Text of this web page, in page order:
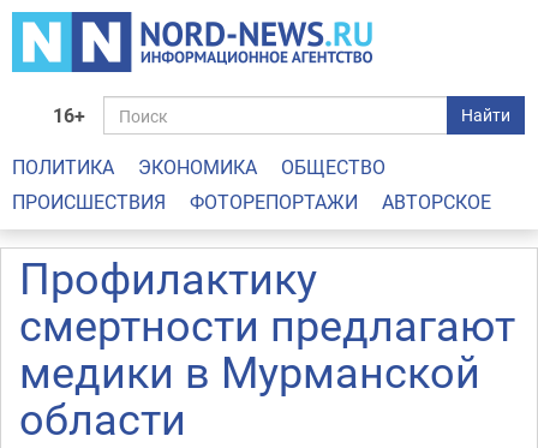
16+ Найти
ПОЛИТИКА ЭКОНОМИКА
ОБЩЕСТВО
ПРОИСШЕСТВИЯ
ФОТОРЕПОРТАЖИ АВТОРСКОЕ
Профилактику
смертности предлагают
медики в Мурманской
области